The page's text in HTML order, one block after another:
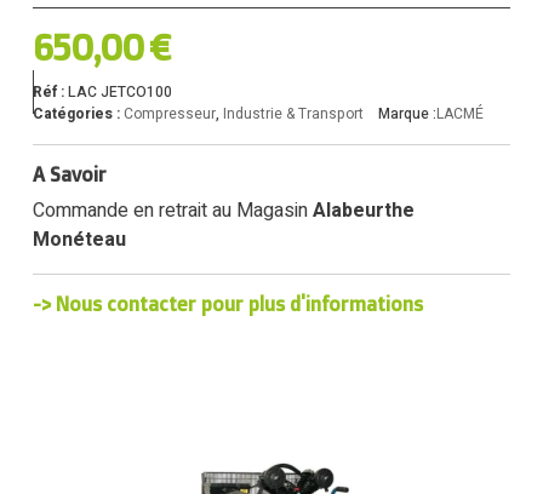
650,00€
Réf :LAC JETCO100
Catégories : Compresseur, Industrie & Transport Marque :LACMÉ
A Savoir
Commande en retrait au MagasinAlabeurthe
Monéteau
-> Nous contacter pour plus d'informations